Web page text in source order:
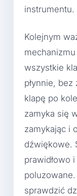
instrumentu.
Kolejnym
wszystkie
płynnie, bez
klapę po
zamyka się
zamykając i
dźwiękowe.
prawidłowo
sprawdzić